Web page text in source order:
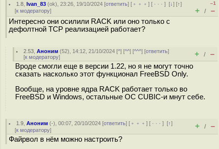
1.8 ,Ivan_83 (ok), 23:26, 19/10/2024 [ответить] [ ﹢﹢﹢] [ · · ·][↓] [↑]
[к модератору]
–1
+ / –
Интересно они осилили RACK или оно только с
дефолтной TCP реализацией работает?
2.53 ,Аноним (52), 14:12, 21/10/2024 [^] [^^] [^^^] [ответить]
[к модератору] + / –
Вроде смогли еще в версии 1.22, но я не могут точно
сказать насколько этот функционал FreeBSD Only.
Вообще, на уровне ядра RACK работает только во
FreeBSD и Windows, остальные ОС CUBIC-и мнут себе.
1.9 ,Аноним (-), 00:07, 20/10/2024 [ответить] [ ﹢﹢﹢] [ · · ·][↑]
[к модератору] + / –
Файрвол в нём можно настроить?